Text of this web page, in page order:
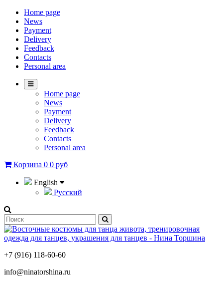
Home page
News
Payment
Delivery
Feedback
Contacts
Personal area
Home page
News
Payment
Delivery
Feedback
Contacts
Personal area
Корзина 0 0 руб
English
Русский
+7 (916) 118-60-60
info@ninatorshina.ru